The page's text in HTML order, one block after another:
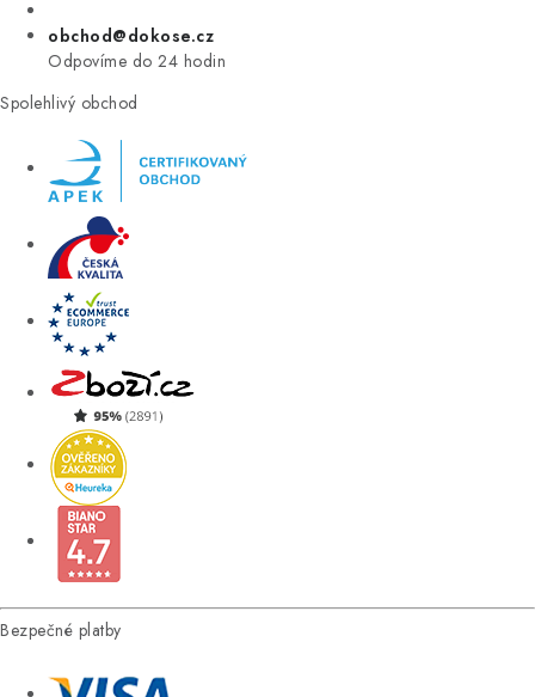
obchod@dokose.cz
Odpovíme do 24 hodin
Spolehlivý obchod
Bezpečné platby
Úvod Kontakt Blog
Moje objednávka